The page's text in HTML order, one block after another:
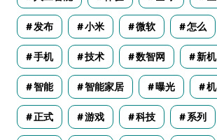
发布 小米 微软 怎么
手机 技术 数智网 新机
智能 智能家居 曝光
正式 游戏 科技 系列